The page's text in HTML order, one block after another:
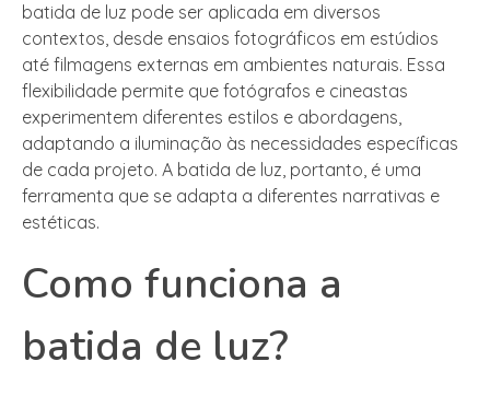
batida de luz pode ser aplicada em diversos
contextos, desde ensaios fotográficos em estúdios
até filmagens externas em ambientes naturais. Essa
flexibilidade permite que fotógrafos e cineastas
experimentem diferentes estilos e abordagens,
adaptando a iluminação às necessidades específicas
de cada projeto. A batida de luz, portanto, é uma
ferramenta que se adapta a diferentes narrativas e
estéticas.
Como funciona a
batida de luz?